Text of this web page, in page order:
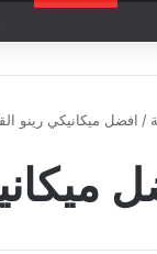
/ افضل ميكانيكي رينو